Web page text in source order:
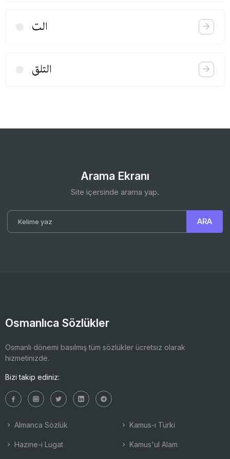
الت
التلق
Arama Ekranı
Site içersinde arama yap.
Osmanlıca Sözlükler
Osmanlı dönemi basılmış tüm sözlükler ücretsiz olarak
hizmetinizde.
Bizi takip ediniz:
Almanca Sözlük
Hazine-i Lugat
Kamus-ı Türki
Kamus'ul Alam